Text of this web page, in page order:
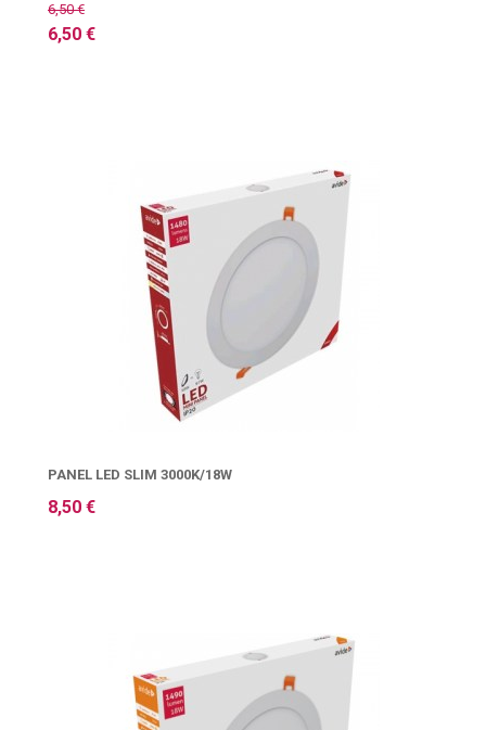
6,50 €
6,50 €
PANEL LED SLIM 3000K/18W
8,50 €